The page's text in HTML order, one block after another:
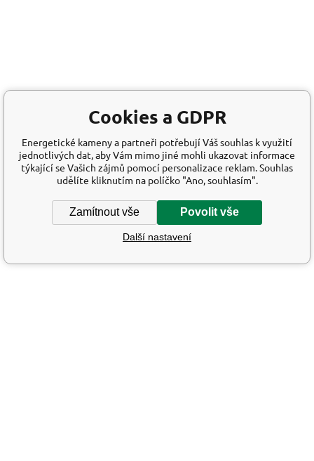
Cookies a GDPR
Energetické kameny a partneři potřebují Váš souhlas k využití
jednotlivých dat, aby Vám mimo jiné mohli ukazovat informace
týkající se Vašich zájmů pomocí personalizace reklam. Souhlas
udělíte kliknutím na políčko "Ano, souhlasím".
Zamítnout vše Povolit vše
Další nastavení